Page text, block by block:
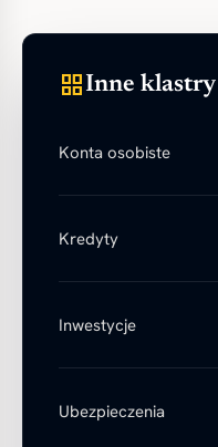
grid_viewInne
Konta osobiste
Kredyty
Inwestycje
Ubezpieczenia